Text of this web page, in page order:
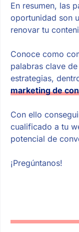
En resumen, las
oportunidad son
renovar tu
Conoce como
palabras clave
estrategias,
marketing de
Con ello
cualificado a tu
potencial de
¡Pregúntanos!